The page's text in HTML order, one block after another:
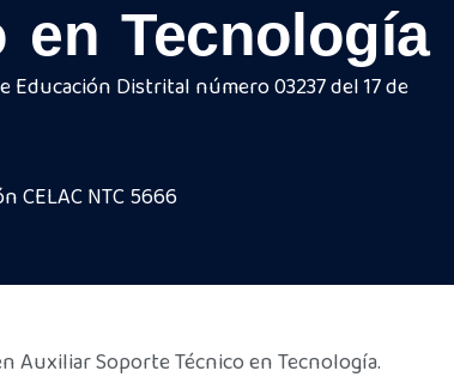
en Tecnología
Educación Distrital número 03237 del 17 de
CELAC NTC 5666
Auxiliar Soporte Técnico en Tecnología.